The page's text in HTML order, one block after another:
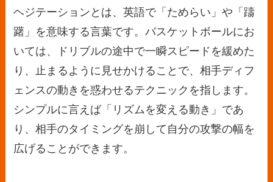
ヘジテーションとは、英語で「ためらい」や「躊
躇」を意味する言葉です。バスケットボールにお
いては、ドリブルの途中で一瞬スピードを緩めた
り、止まるように見せかけることで、相手ディフ
ェンスの動きを惑わせるテクニックを指します。
シンプルに言えば「リズムを変える動き」であ
り、相手のタイミングを崩して自分の攻撃の幅を
広げることができます。